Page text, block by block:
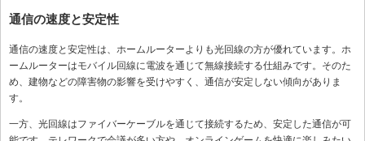
通信の速度と安定性
通信の速度と安定性は、ホームルーターよりも光回線の方が優れています。ホ
ームルーターはモバイル回線に電波を通じて無線接続する仕組みです。そのた
め、建物などの障害物の影響を受けやすく、通信が安定しない傾向がありま
す。
一方、光回線はファイバーケーブルを通じて接続するため、安定した通信が可